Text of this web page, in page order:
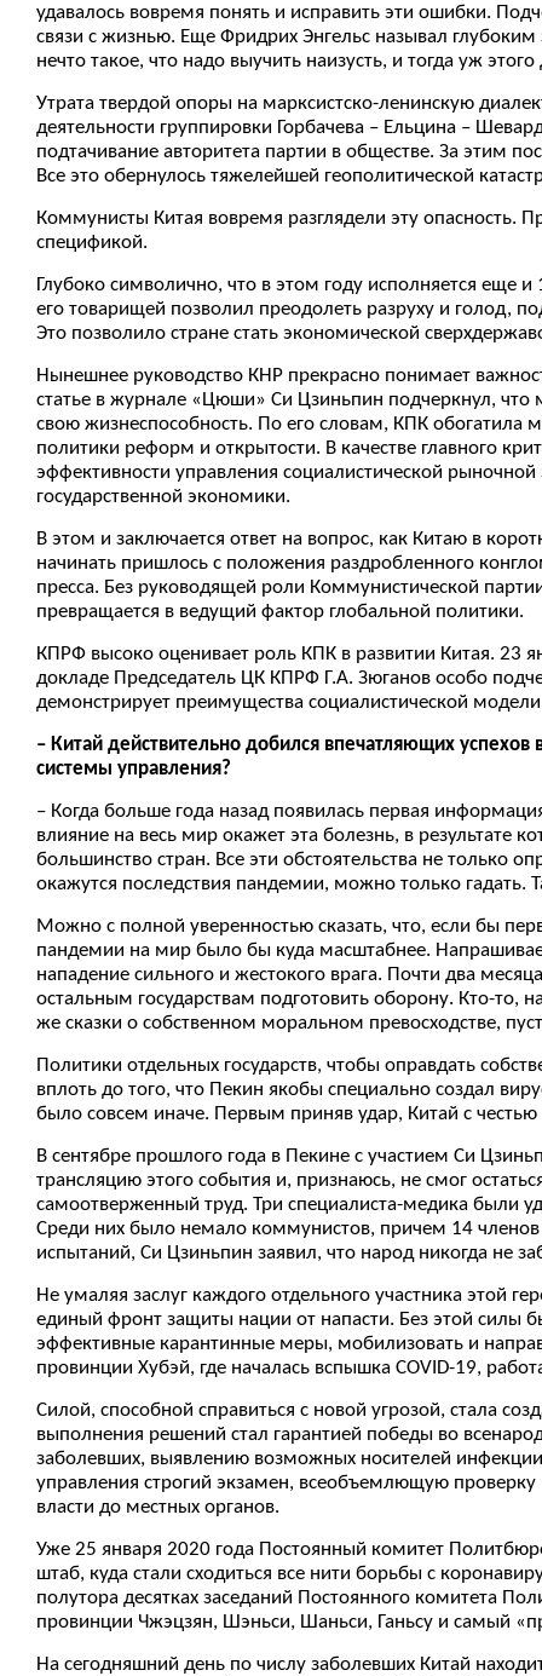
удавалось вовремя понять и исправить эти ошибки.
связи с жизнью. Еще Фридрих Энгельс называл
нечто такое, что надо выучить наизусть, и тогда уж
Утрата твердой опоры на марксистско-ленинскую
деятельности группировки Горбачева – Ельцина –
подтачивание авторитета партии в обществе. За этим
Все это обернулось тяжелейшей геополитической
Коммунисты Китая вовремя разглядели эту опасность.
спецификой.
Глубоко символично, что в этом году исполняется еще
его товарищей позволил преодолеть разруху и голод,
Это позволило стране стать экономической
Нынешнее руководство КНР прекрасно понимает
статье в журнале «Цюши» Си Цзиньпин подчеркнул, что
свою жизнеспособность. По его словам, КПК
политики реформ и открытости. В качестве главного
эффективности управления социалистической
государственной экономики.
В этом и заключается ответ на вопрос, как Китаю в
начинать пришлось с положения раздробленного
пресса. Без руководящей роли Коммунистической
превращается в ведущий фактор глобальной политики.
КПРФ высоко оценивает роль КПК в развитии Китая. 23
докладе Председатель ЦК КПРФ Г.А. Зюганов особо
демонстрирует преимущества социалистической
– Китай действительно добился впечатляющих
системы управления?
– Когда больше года назад появилась первая
влияние на весь мир окажет эта болезнь, в результате
большинство стран. Все эти обстоятельства не
окажутся последствия пандемии, можно только гадать.
Можно с полной уверенностью сказать, что, если бы
пандемии на мир было бы куда масштабнее.
нападение сильного и жестокого врага. Почти два
остальным государствам подготовить оборону. Кто-
же сказки о собственном моральном превосходстве,
Политики отдельных государств, чтобы оправдать
вплоть до того, что Пекин якобы специально создал
было совсем иначе. Первым приняв удар, Китай с
В сентябре прошлого года в Пекине с участием Си
трансляцию этого события и, признаюсь, не смог
самоотверженный труд. Три специалиста-медика были
Среди них было немало коммунистов, причем 14
испытаний, Си Цзиньпин заявил, что народ никогда не
Не умаляя заслуг каждого отдельного участника этой
единый фронт защиты нации от напасти. Без этой силы
эффективные карантинные меры, мобилизовать и
провинции Хубэй, где началась вспышка COVID-19,
Силой, способной справиться с новой угрозой, стала
выполнения решений стал гарантией победы во
заболевших, выявлению возможных носителей
управления строгий экзамен, всеобъемлющую проверку
власти до местных органов.
Уже 25 января 2020 года Постоянный комитет
штаб, куда стали сходиться все нити борьбы с
полутора десятках заседаний Постоянного комитета
провинции Чжэцзян, Шэньси, Шаньси, Ганьсу и самый
На сегодняшний день по числу заболевших Китай